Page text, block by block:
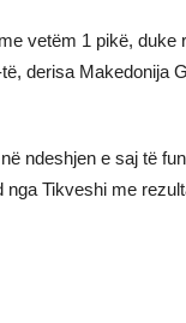
vetëm 1 pikë,
derisa
ndeshjen e saj të
Tikveshi me